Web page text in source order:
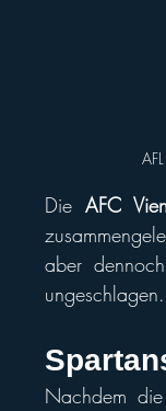
Die AFC
aber
ungeschlagen.
Nachdem